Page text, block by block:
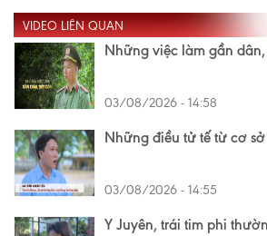
VIDEO LIÊN QUAN
Những việc làm gần dân,
03/08/2026 - 14:58
Những điều tử tế từ cơ sở
03/08/2026 - 14:55
Y Juyên, trái tim phi